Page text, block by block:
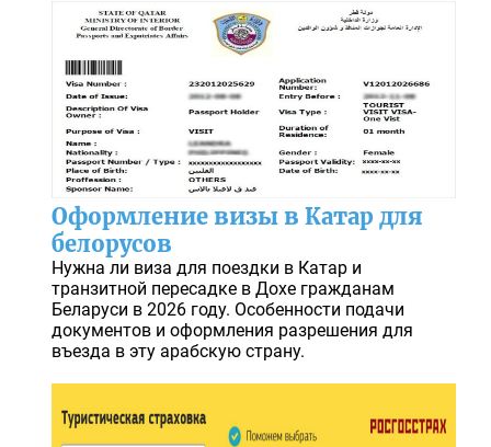
Оформление визы в Катар для
белорусов
Нужна ли виза для поездки в Катар и
транзитной пересадке в Дохе гражданам
Беларуси в 2026 году. Особенности подачи
документов и оформления разрешения для
въезда в эту арабскую страну.